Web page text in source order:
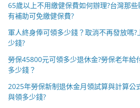
65歲以上不用繳健保費如何辦理?台灣那
有補助可免繳健保費?
軍人終身俸可領多少錢？取消不再發放嗎
少錢?
勞保45800元可領多少退休金?勞保老年給
多少錢？
2025年勞保新制退休金月領試算與計算公
與領多少錢?